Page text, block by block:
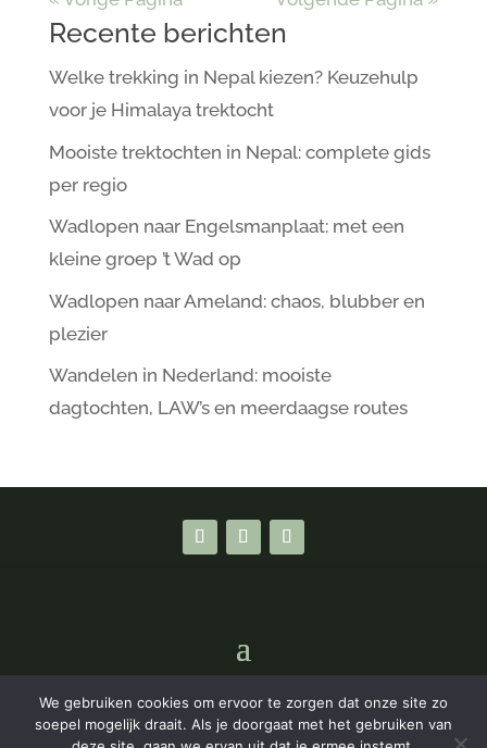
Recente berichten
Welke trekking in Nepal kiezen? Keuzehulp
voor je Himalaya trektocht
Mooiste trektochten in Nepal: complete gids
per regio
Wadlopen naar Engelsmanplaat: met een
kleine groep ’t Wad op
Wadlopen naar Ameland: chaos, blubber en
plezier
Wandelen in Nederland: mooiste
dagtochten, LAW’s en meerdaagse routes
Privacyverklaring |Algemene Voorwaarden
We gebruiken cookies om ervoor te zorgen dat onze site zo
soepel mogelijk draait. Als je doorgaat met het gebruiken van